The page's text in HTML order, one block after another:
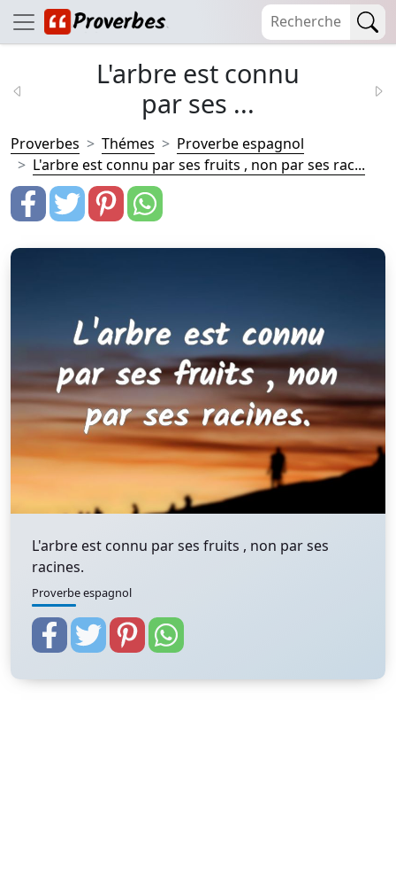
L'arbre est connu
par ses ...
Proverbes Thémes
Proverbe espagnol
L'arbre est connu par ses fruits , non par ses rac...
L'arbre est connu par ses fruits , non par ses
racines.
Proverbe espagnol